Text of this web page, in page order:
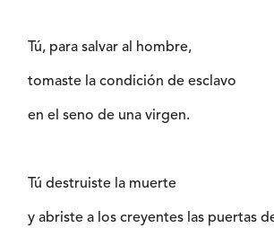
Tú, para salvar al hombre,
tomaste la condición de esclavo
en el seno de una virgen.
Tú destruiste la muerte
y abriste a los creyentes las puertas